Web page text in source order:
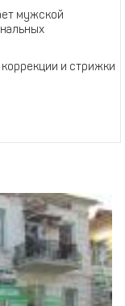
мужской
и стрижки